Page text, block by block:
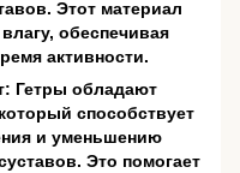
Этот материал
обеспечивая
активности.
Гетры обладают
способствует
и уменьшению
Это помогает